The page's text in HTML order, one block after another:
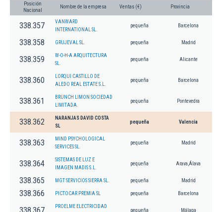
Posición
Nacional
Nombre de la empresa Ventas (€) Provincia
338.357
VANWARD
INTERNATIONAL SL.
pequeña Barcelona
338.358 GRUJEVAL SL. pequeña Madrid
338.359
W-O-H-A ARQUITECTURA
SL.
pequeña Alicante
338.360
LORQUI CASTILLO DE
ALEDO REAL ESTATE S.L.
pequeña Barcelona
338.361
BRUNCH LIMON SOCIEDAD
LIMITADA.
pequeña Pontevedra
338.362
NARANJAS DAVID COSTA
SL
pequeña Valencia
338.363
MIND PSYCHOLOGICAL
SERVICES SL.
pequeña Madrid
338.364
SISTEMAS DE LUZ E
IMAGEN MADIS S.L.
pequeña Arava,Álava
338.365 MGT SERVICIOS SIERRA SL. pequeña Madrid
338.366 PICTOCAR PREMIA SL pequeña Barcelona
PROELME ELECTRICIDAD
pequeña Málaga